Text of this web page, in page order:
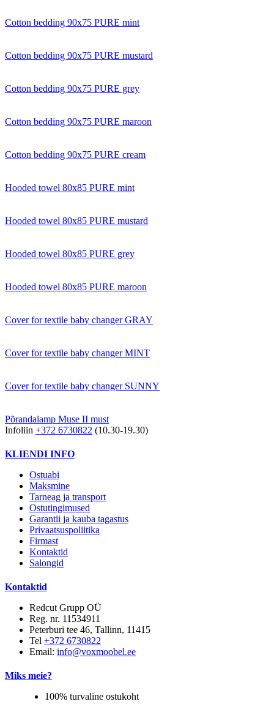
Cotton bedding 90x75 PURE mint
Cotton bedding 90x75 PURE mustard
Cotton bedding 90x75 PURE grey
Cotton bedding 90x75 PURE maroon
Cotton bedding 90x75 PURE cream
Hooded towel 80x85 PURE mint
Hooded towel 80x85 PURE mustard
Hooded towel 80x85 PURE grey
Hooded towel 80x85 PURE maroon
Cover for textile baby changer GRAY
Cover for textile baby changer MINT
Cover for textile baby changer SUNNY
Põrandalamp Muse II must
Infoliin +372 6730822 (10.30-19.30)
KLIENDI INFO
Ostuabi
Maksmine
Tarneag ja transport
Ostutingimused
Garantii ja kauba tagastus
Privaatsuspoliitika
Firmast
Kontaktid
Salongid
Kontaktid
Redcut Grupp OÜ
Reg. nr. 11534911
Peterburi tee 46, Tallinn, 11415
Tel +372 6730822
Email: info@voxmoobel.ee
Miks meie?
100% turvaline ostukoht